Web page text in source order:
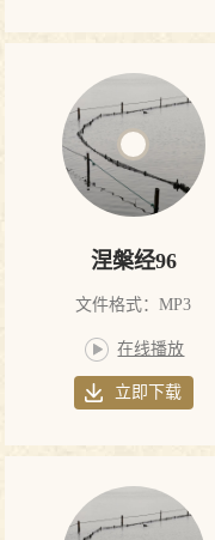
涅槃经96
文件格式：MP3
在线播放
立即下载